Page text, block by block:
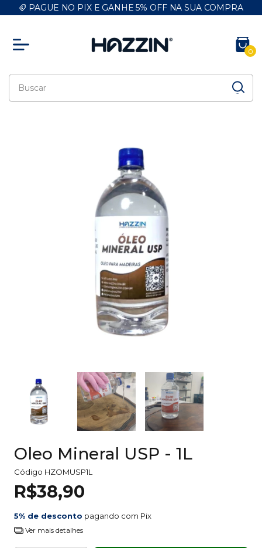
PAGUE NO PIX E GANHE 5% OFF NA SUA COMPRA
0
Oleo Mineral USP - 1L
Código HZOMUSP1L
R$38,90
5% de desconto pagando com Pix
Ver mais detalhes